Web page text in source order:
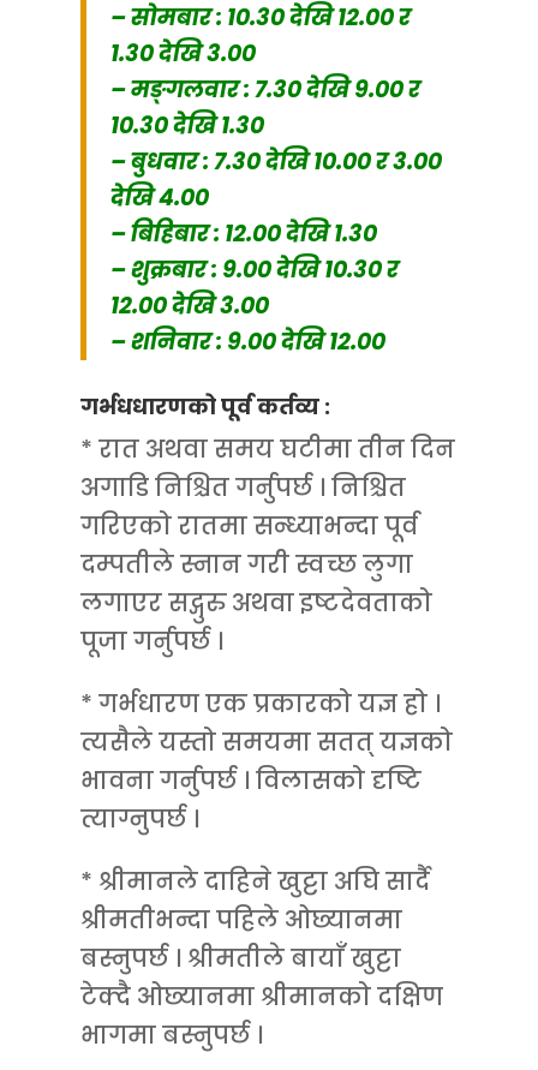
– सोमबार : 10.30 देखि 12.00 र
1.30 देखि 3.00
– मङ्गलवार : 7.30 देखि 9.00 र
10.30 देखि 1.30
– बुधवार : 7.30 देखि 10.00 र 3.00
देखि 4.00
– बिहिबार : 12.00 देखि 1.30
– शुक्रबार : 9.00 देखि 10.30 र
12.00 देखि 3.00
– शनिवार : 9.00 देखि 12.00
गर्भधधारणको पूर्व कर्तव्य :
* रात अथवा समय घटीमा तीन दिन
अगाडि निश्चित गर्नुपर्छ । निश्चित
गरिएको रातमा सन्ध्याभन्दा पूर्व
दम्पतीले स्नान गरी स्वच्छ लुगा
लगाएर सद्गुरु अथवा इष्टदेवताको
पूजा गर्नुपर्छ ।
* गर्भधारण एक प्रकारको यज्ञ हो ।
त्यसैले यस्तो समयमा सतत् यज्ञको
भावना गर्नुपर्छ । विलासको दृष्टि
त्याग्नुपर्छ ।
* श्रीमानले दाहिने खुट्टा अघि सार्दै
श्रीमतीभन्दा पहिले ओछ्यानमा
बस्नुपर्छ । श्रीमतीले बायाँ खुट्टा
टेक्दै ओछ्यानमा श्रीमानको दक्षिण
भागमा बस्नुपर्छ ।